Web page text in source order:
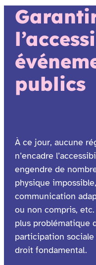
publics
À ce jour, aucune
n’encadre
engendre de
physique
communication
ou non compris, etc.
plus problématique
participation
droit fondamental.